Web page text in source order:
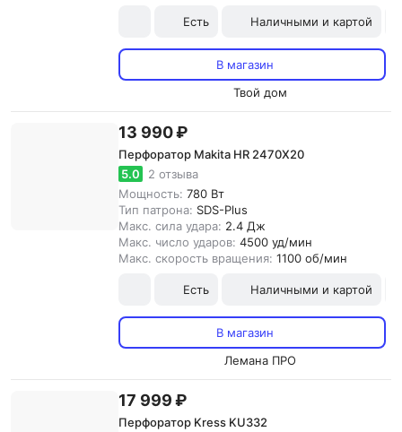
Есть Наличными и картой
В магазин
Твой дом
13 990 ₽
Перфоратор Makita HR 2470X20
5.0
2 отзыва
Мощность: 780 Вт
Тип патрона: SDS-Plus
Макс. сила удара: 2.4 Дж
Макс. число ударов: 4500 уд/мин
Макс. скорость вращения: 1100 об/мин
Есть Наличными и картой
В магазин
Лемана ПРО
17 999 ₽
Перфоратор Kress KU332